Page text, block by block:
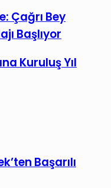
Çağrı Bey
Başlıyor
Kuruluş Yıl
Başarılı